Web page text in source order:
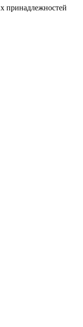
принадлежностей